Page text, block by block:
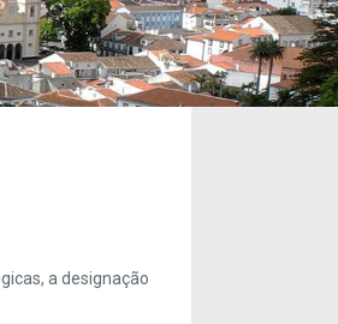
a designação